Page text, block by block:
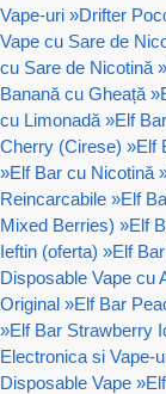
Vape-uri »Drifter
Vape cu Sare de
cu Sare de Nicotină »
Banană cu Gheață »
cu Limonadă »Elf
Cherry (Cirese) »Elf
»Elf Bar cu Nicotină
Reincarcabile »Elf
Mixed Berries) »Elf
Ieftin (oferta) »Elf
Disposable Vape cu
Original »Elf Bar
»Elf Bar Strawberry
Electronica si Vape-
Disposable Vape »